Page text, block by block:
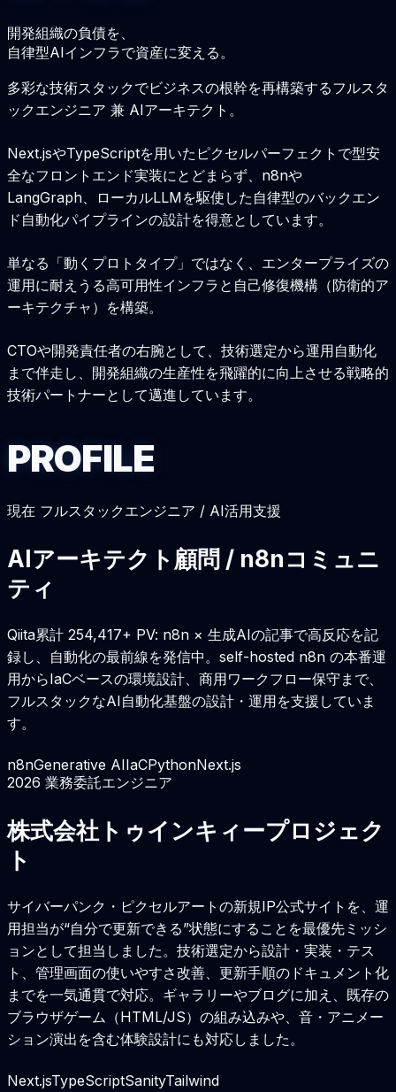
開発組織の負債を、
自律型AIインフラで資産に変える。
多彩な技術スタックでビジネスの根幹を再構築するフルスタ
ックエンジニア 兼 AIアーキテクト。
Next.jsやTypeScriptを用いたピクセルパーフェクトで型安
全なフロントエンド実装にとどまらず、n8nや
LangGraph、ローカルLLMを駆使した自律型のバックエン
ド自動化パイプラインの設計を得意としています。
単なる「動くプロトタイプ」ではなく、エンタープライズの
運用に耐えうる高可用性インフラと自己修復機構（防衛的ア
ーキテクチャ）を構築。
CTOや開発責任者の右腕として、技術選定から運用自動化
まで伴走し、開発組織の生産性を飛躍的に向上させる戦略的
技術パートナーとして邁進しています。
PROFILE
現在 フルスタックエンジニア / AI活用支援
AIアーキテクト顧問 / n8nコミュニ
ティ
Qiita累計 254,417+ PV: n8n × 生成AIの記事で高反応を記
録し、自動化の最前線を発信中。self-hosted n8n の本番運
用からIaCベースの環境設計、商用ワークフロー保守まで、
フルスタックなAI自動化基盤の設計・運用を支援していま
す。
n8nGenerative AIIaCPythonNext.js
2026 業務委託エンジニア
株式会社トゥインキィープロジェク
ト
サイバーパンク・ピクセルアートの新規IP公式サイトを、運
用担当が“自分で更新できる”状態にすることを最優先ミッシ
ョンとして担当しました。技術選定から設計・実装・テス
ト、管理画面の使いやすさ改善、更新手順のドキュメント化
までを一気通貫で対応。ギャラリーやブログに加え、既存の
ブラウザゲーム（HTML/JS）の組み込みや、音・アニメー
ション演出を含む体験設計にも対応しました。
Next.jsTypeScriptSanityTailwind